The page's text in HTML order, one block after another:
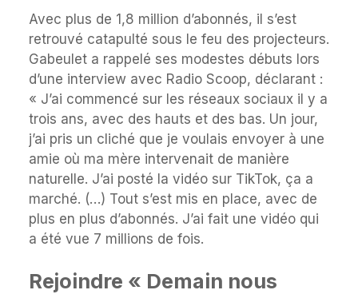
Avec plus de 1,8 million d’abonnés, il s’est
retrouvé catapulté sous le feu des projecteurs.
Gabeulet a rappelé ses modestes débuts lors
d’une interview avec Radio Scoop, déclarant :
« J’ai commencé sur les réseaux sociaux il y a
trois ans, avec des hauts et des bas. Un jour,
j’ai pris un cliché que je voulais envoyer à une
amie où ma mère intervenait de manière
naturelle. J’ai posté la vidéo sur TikTok, ça a
marché. (…) Tout s’est mis en place, avec de
plus en plus d’abonnés. J’ai fait une vidéo qui
a été vue 7 millions de fois.
Rejoindre « Demain nous